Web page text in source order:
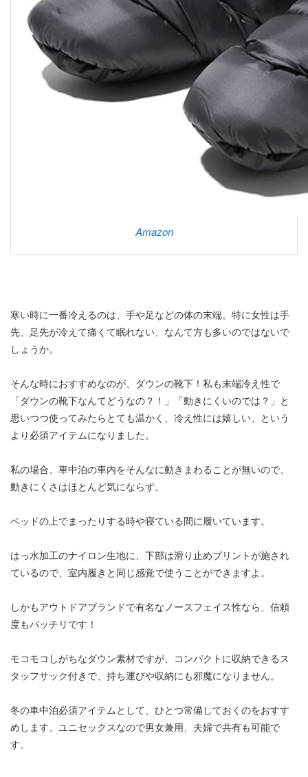
Amazon
寒い時に一番冷えるのは、手や足などの体の末端。特に女性は手
先、足先が冷えて痛くて眠れない、なんて方も多いのではないで
しょうか。
そんな時におすすめなのが、ダウンの靴下！私も末端冷え性で
「ダウンの靴下なんてどうなの？！」「動きにくいのでは？」と
思いつつ使ってみたらとても温かく、冷え性には嬉しい、という
より必須アイテムになりました。
私の場合、車中泊の車内をそんなに動きまわることが無いので、
動きにくさはほとんど気にならず。
ベッドの上でまったりする時や寝ている間に履いています。
はっ水加工のナイロン生地に、下部は滑り止めプリントが施され
ているので、室内履きと同じ感覚で使うことができますよ。
しかもアウトドアブランドで有名なノースフェイス性なら、信頼
度もバッチリです！
モコモコしがちなダウン素材ですが、コンパクトに収納できるス
タッフサック付きで、持ち運びや収納にも邪魔になりません。
冬の車中泊必須アイテムとして、ひとつ常備しておくのをおすす
めします。ユニセックスなので男女兼用、夫婦で共有も可能で
す。